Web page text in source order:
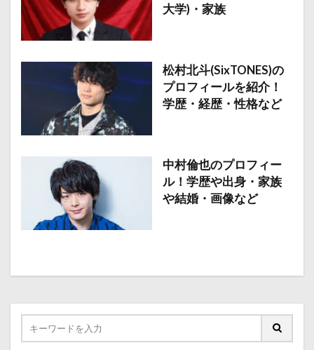
大学)・家族
松村北斗(SixTONES)の
プロフィールを紹介！
学歴・経歴・性格など
中村倫也のプロフィー
ル！学歴や出身・家族
や結婚・画像など